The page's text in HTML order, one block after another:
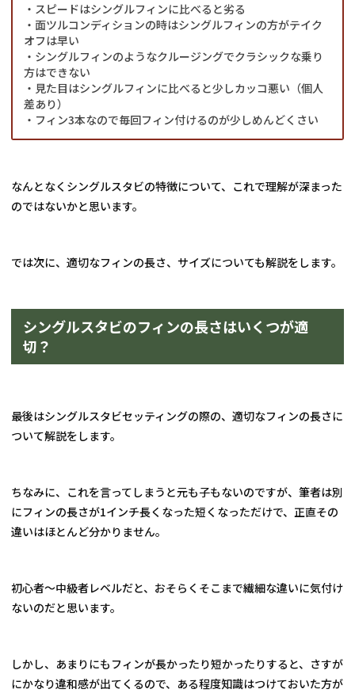
・スピードはシングルフィンに比べると劣る
・面ツルコンディションの時はシングルフィンの方がテイク
オフは早い
・シングルフィンのようなクルージングでクラシックな乗り
方はできない
・見た目はシングルフィンに比べると少しカッコ悪い（個人
差あり）
・フィン3本なので毎回フィン付けるのが少しめんどくさい
なんとなくシングルスタビの特徴について、これで理解が深まった
のではないかと思います。
では次に、適切なフィンの長さ、サイズについても解説をします。
シングルスタビのフィンの長さはいくつが適
切？
最後はシングルスタビセッティングの際の、適切なフィンの長さに
ついて解説をします。
ちなみに、これを言ってしまうと元も子もないのですが、筆者は別
にフィンの長さが1インチ長くなった短くなっただけで、正直その
違いはほとんど分かりません。
初心者〜中級者レベルだと、おそらくそこまで繊細な違いに気付け
ないのだと思います。
しかし、あまりにもフィンが長かったり短かったりすると、さすが
にかなり違和感が出てくるので、ある程度知識はつけておいた方が